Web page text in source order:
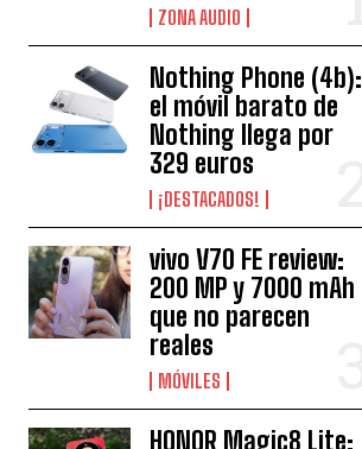
ZONA AUDIO
Nothing Phone (4b):
el móvil barato de
Nothing llega por
329 euros
¡DESTACADOS!
vivo V70 FE review:
200 MP y 7000 mAh
que no parecen
reales
MÓVILES
HONOR Magic8 Lite: